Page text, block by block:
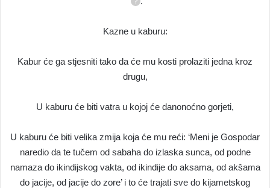
Kazne u kaburu:
Kabur će ga stjesniti tako da će mu kosti prolaziti jedna kroz
drugu,
U kaburu će biti vatra u kojoj će danonoćno gorjeti,
U kaburu će biti velika zmija koja će mu reći: ‘Meni je Gospodar
naredio da te tučem od sabaha do izlaska sunca, od podne
namaza do ikindijskog vakta, od ikindije do aksama, od akšama
do jacije, od jacije do zore’ i to će trajati sve do kijametskog